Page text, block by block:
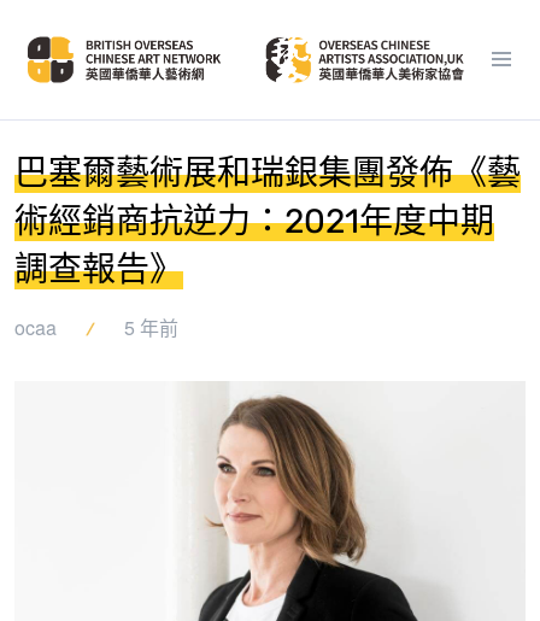
巴塞爾藝術展和瑞銀集團發佈《藝
術經銷商抗逆力：2021年度中期
調查報告》
ocaa 5 年前